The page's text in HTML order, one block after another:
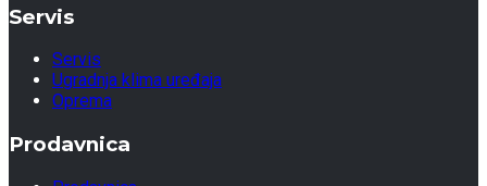
Servis
Servis
Ugradnja klima uređaja
Oprema
Prodavnica